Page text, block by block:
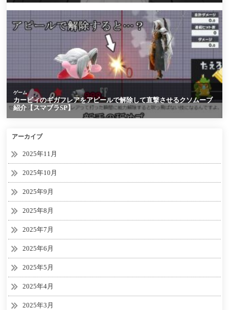
アーカイブ
2025年11月
2025年10月
2025年9月
2025年8月
2025年7月
2025年6月
2025年5月
2025年4月
2025年3月